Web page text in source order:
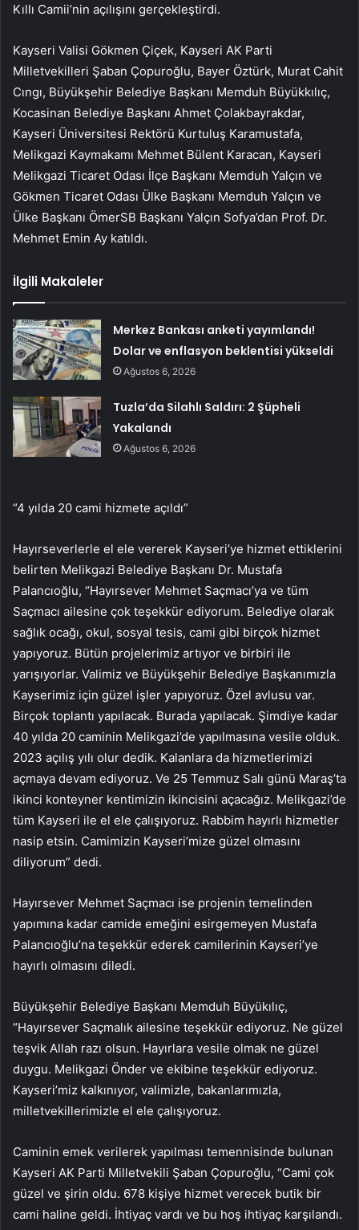
Kıllı Camii’nin açılışını gerçekleştirdi.
Kayseri Valisi Gökmen Çiçek, Kayseri AK Parti
Milletvekilleri Şaban Çopuroğlu, Bayer Öztürk, Murat Cahit
Cıngı, Büyükşehir Belediye Başkanı Memduh Büyükkılıç,
Kocasinan Belediye Başkanı Ahmet Çolakbayrakdar,
Kayseri Üniversitesi Rektörü Kurtuluş Karamustafa,
Melikgazi Kaymakamı Mehmet Bülent Karacan, Kayseri
Melikgazi Ticaret Odası İlçe Başkanı Memduh Yalçın ve
Gökmen Ticaret Odası Ülke Başkanı Memduh Yalçın ve
Ülke Başkanı ÖmerSB Başkanı Yalçın Sofya’dan Prof. Dr.
Mehmet Emin Ay katıldı.
İlgili Makaleler
Merkez Bankası anketi yayımlandı!
Dolar ve enflasyon beklentisi yükseldi
Ağustos 6, 2026
Tuzla’da Silahlı Saldırı: 2 Şüpheli
Yakalandı
Ağustos 6, 2026
“4 yılda 20 cami hizmete açıldı”
Hayırseverlerle el ele vererek Kayseri’ye hizmet ettiklerini
belirten Melikgazi Belediye Başkanı Dr. Mustafa
Palancıoğlu, “Hayırsever Mehmet Saçmacı’ya ve tüm
Saçmacı ailesine çok teşekkür ediyorum. Belediye olarak
sağlık ocağı, okul, sosyal tesis, cami gibi birçok hizmet
yapıyoruz. Bütün projelerimiz artıyor ve birbiri ile
yarışıyorlar. Valimiz ve Büyükşehir Belediye Başkanımızla
Kayserimiz için güzel işler yapıyoruz. Özel avlusu var.
Birçok toplantı yapılacak. Burada yapılacak. Şimdiye kadar
40 yılda 20 caminin Melikgazi’de yapılmasına vesile olduk.
2023 açılış yılı olur dedik. Kalanlara da hizmetlerimizi
açmaya devam ediyoruz. Ve 25 Temmuz Salı günü Maraş’ta
ikinci konteyner kentimizin ikincisini açacağız. Melikgazi’de
tüm Kayseri ile el ele çalışıyoruz. Rabbim hayırlı hizmetler
nasip etsin. Camimizin Kayseri’mize güzel olmasını
diliyorum” dedi.
Hayırsever Mehmet Saçmacı ise projenin temelinden
yapımına kadar camide emeğini esirgemeyen Mustafa
Palancıoğlu’na teşekkür ederek camilerinin Kayseri’ye
hayırlı olmasını diledi.
Büyükşehir Belediye Başkanı Memduh Büyükılıç,
“Hayırsever Saçmalık ailesine teşekkür ediyoruz. Ne güzel
teşvik Allah razı olsun. Hayırlara vesile olmak ne güzel
duygu. Melikgazi Önder ve ekibine teşekkür ediyoruz.
Kayseri’miz kalkınıyor, valimizle, bakanlarımızla,
milletvekillerimizle el ele çalışıyoruz.
Caminin emek verilerek yapılması temennisinde bulunan
Kayseri AK Parti Milletvekili Şaban Çopuroğlu, “Cami çok
güzel ve şirin oldu. 678 kişiye hizmet verecek butik bir
cami haline geldi. İhtiyaç vardı ve bu hoş ihtiyaç karşılandı.